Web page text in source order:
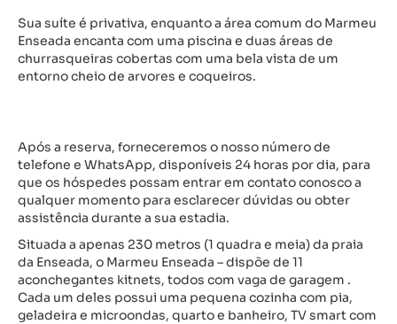
Sua suíte é privativa, enquanto a área comum do Marmeu
Enseada encanta com uma piscina e duas áreas de
churrasqueiras cobertas com uma bela vista de um
entorno cheio de arvores e coqueiros.
Após a reserva, forneceremos o nosso número de
telefone e WhatsApp, disponíveis 24 horas por dia, para
que os hóspedes possam entrar em contato conosco a
qualquer momento para esclarecer dúvidas ou obter
assistência durante a sua estadia.
Situada a apenas 230 metros (1 quadra e meia) da praia
da Enseada, o Marmeu Enseada – dispõe de 11
aconchegantes kitnets, todos com vaga de garagem .
Cada um deles possui uma pequena cozinha com pia,
geladeira e microondas, quarto e banheiro, TV smart com